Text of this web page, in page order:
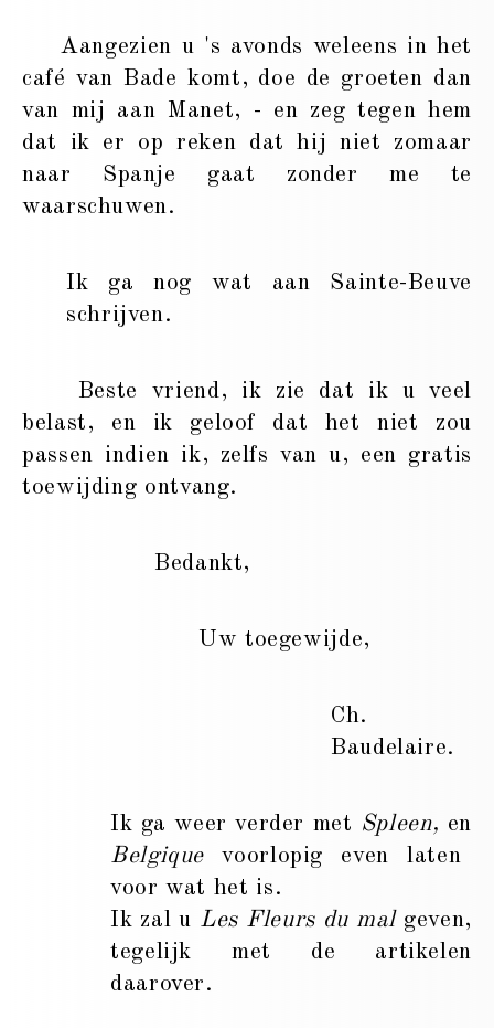
Aangezien u 's avonds weleens in het
café van Bade komt, doe de groeten dan
van mij aan Manet, - en zeg tegen hem
dat ik er op reken dat hij niet zomaar
naar Spanje gaat zonder me te
waarschuwen.
Ik ga nog wat aan Sainte-Beuve
schrijven.
Beste vriend, ik zie dat ik u veel
belast, en ik geloof dat het niet zou
passen indien ik, zelfs van u, een gratis
toewijding ontvang.
Bedankt,
Uw toegewijde,
Ch.
Baudelaire.
Ik ga weer verder met Spleen, en
Belgique voorlopig even laten
voor wat het is.
Ik zal u Les Fleurs du mal geven,
tegelijk met de artikelen
daarover.